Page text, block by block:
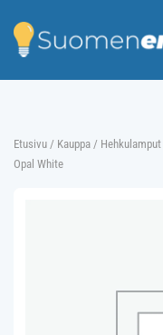
content
Etusivu / Kauppa / Hehkulamput
Opal White